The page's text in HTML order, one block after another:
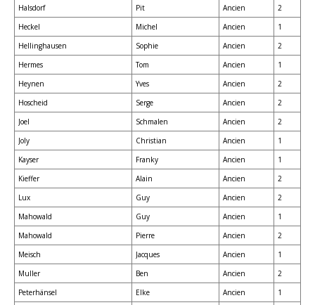
Halsdorf
Pit Ancien
2
Heckel
Michel Ancien
1
Hellinghausen
Sophie Ancien
2
Hermes
Tom Ancien
1
Heynen
Yves Ancien
2
Hoscheid
Serge Ancien
2
Joel
Schmalen Ancien
2
Joly
Christian Ancien
1
Kayser
Franky Ancien
1
Kieffer
Alain Ancien
2
Lux
Guy Ancien
2
Mahowald
Guy Ancien
1
Mahowald
Pierre Ancien
2
Meisch
Jacques Ancien
1
Muller
Ben Ancien
2
Peterhänsel
Elke Ancien
1